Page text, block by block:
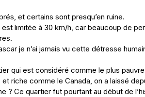
et certains sont presqu’en ruine.
limitée à 30 km/h, car beaucoup de
je n’ai jamais vu cette détresse
qui est considéré comme le plus
riche comme le Canada, on a laissé
? Ce quartier fut pourtant au début de